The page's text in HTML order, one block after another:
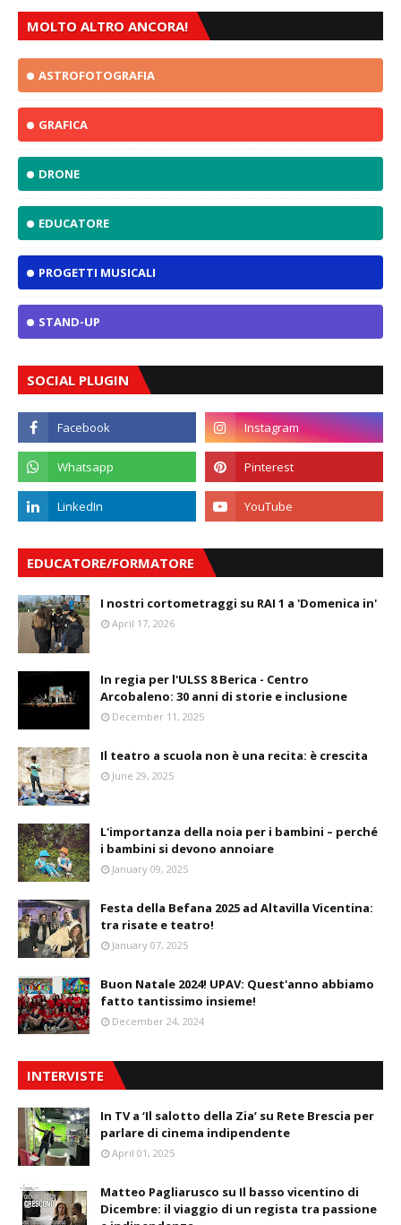
MOLTO ALTRO ANCORA!
ASTROFOTOGRAFIA
GRAFICA
DRONE
EDUCATORE
PROGETTI MUSICALI
STAND-UP
SOCIAL PLUGIN
EDUCATORE/FORMATORE
I nostri cortometraggi su RAI 1 a 'Domenica in'
April 17, 2026
In regia per l'ULSS 8 Berica - Centro
Arcobaleno: 30 anni di storie e inclusione
December 11, 2025
Il teatro a scuola non è una recita: è crescita
June 29, 2025
L'importanza della noia per i bambini – perché
i bambini si devono annoiare
January 09, 2025
Festa della Befana 2025 ad Altavilla Vicentina:
tra risate e teatro!
January 07, 2025
Buon Natale 2024! UPAV: Quest'anno abbiamo
fatto tantissimo insieme!
December 24, 2024
INTERVISTE
In TV a ‘Il salotto della Zia’ su Rete Brescia per
parlare di cinema indipendente
April 01, 2025
Matteo Pagliarusco su Il basso vicentino di
Dicembre: il viaggio di un regista tra passione